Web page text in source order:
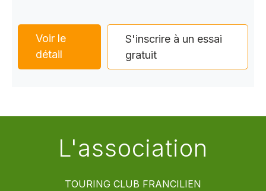
Voir le
détail
S'inscrire à un essai
gratuit
L'association
TOURING CLUB FRANCILIEN